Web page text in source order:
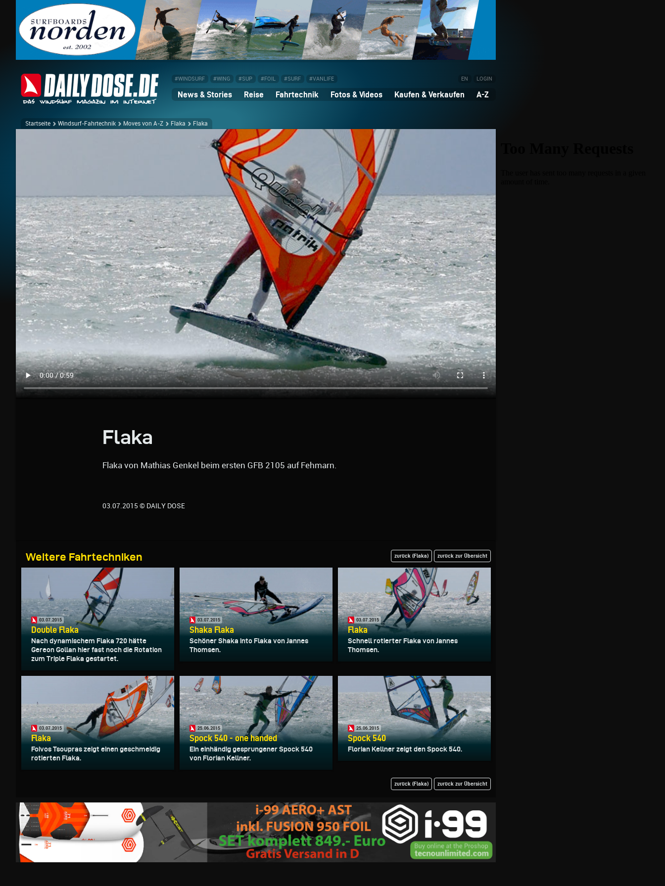
#WINDSURF #WING #SUP #FOIL #SURF #VANLIFE EN LOGIN
News & Stories Reise Fahrtechnik Fotos & Videos Kaufen & Verkaufen A-Z
Startseite Windsurf-Fahrtechnik Moves von A-Z Flaka Flaka
Flaka
Flaka von Mathias Genkel beim ersten GFB 2105 auf Fehmarn.
03.07.2015 © DAILY DOSE
Weitere Fahrtechniken zurück (Flaka) zurück zur Übersicht
03.07.2015
Double Flaka
Nach dynamischem Flaka 720 hätte
Gereon Gollan hier fast noch die Rotation
zum Triple Flaka gestartet.
03.07.2015
Shaka Flaka
Schöner Shaka into Flaka von Jannes
Thomsen.
03.07.2015
Flaka
Schnell rotierter Flaka von Jannes
Thomsen.
03.07.2015
Flaka
Foivos Tsoupras zeigt einen geschmeidig
rotierten Flaka.
25.06.2015
Spock 540 - one handed
Ein einhändig gesprungener Spock 540
von Florian Kellner.
25.06.2015
Spock 540
Florian Kellner zeigt den Spock 540.
zurück (Flaka) zurück zur Übersicht